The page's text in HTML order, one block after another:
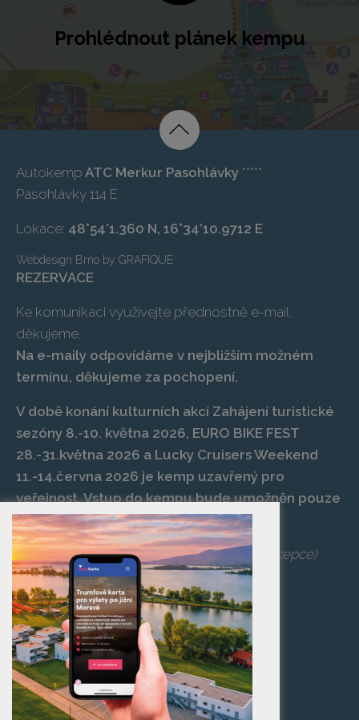
Prohlédnout plánek kempu
Autokemp ATC Merkur Pasohlávky *****
Pasohlávky 114 E
Lokace: 48°54’1.360 N, 16°34’10.9712 E
Webdesign Brno by GRAFIQUE
REZERVACE
Ke komunikaci využívejte přednostně e-mail,
děkujeme.
Na e-maily odpovídáme v nejbližším možném
termínu, děkujeme za pochopení.
V době konání kulturních akcí Zahájení turistické
sezóny 8.-10. května 2026, EURO BIKE FEST
28.-31.května 2026 a Lucky Cruisers Weekend
11.-14.června 2026 je kemp uzavřený pro
veřejnost. Vstup do kempu bude umožněn pouze
po zaplacení vstupenky na danou akci.
Telefon:+420 519 427 714,539 029 266
(recepce)
E-mail:camp@pasohlavky.cz
SPOJTE SE S NÁMI